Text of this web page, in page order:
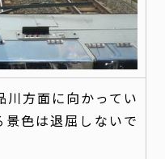
方面に向かってい
色は退屈しないで